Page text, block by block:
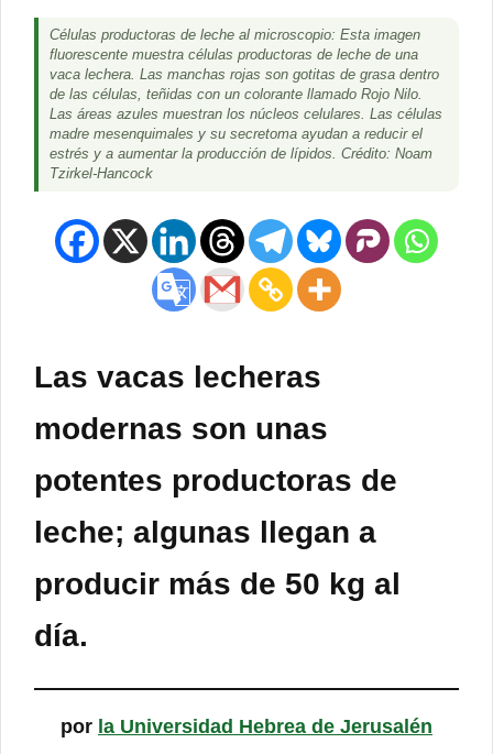
Células productoras de leche al microscopio: Esta imagen
fluorescente muestra células productoras de leche de una
vaca lechera. Las manchas rojas son gotitas de grasa dentro
de las células, teñidas con un colorante llamado Rojo Nilo.
Las áreas azules muestran los núcleos celulares. Las células
madre mesenquimales y su secretoma ayudan a reducir el
estrés y a aumentar la producción de lípidos. Crédito: Noam
Tzirkel-Hancock
Las vacas lecheras
modernas son unas
potentes productoras de
leche; algunas llegan a
producir más de 50 kg al
día.
por la Universidad Hebrea de Jerusalén